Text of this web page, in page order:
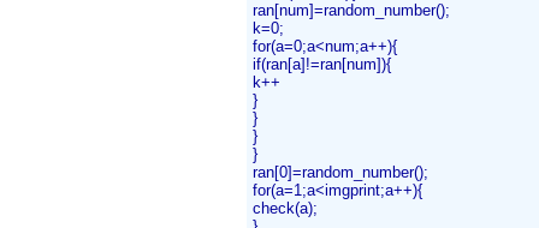
ran[num]=random_number();
k=0;
for(a=0;a<num;a++){
if(ran[a]!=ran[num]){
k++
}
}
}
}
ran[0]=random_number();
for(a=1;a<imgprint;a++){
check(a);